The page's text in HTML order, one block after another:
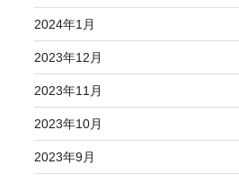
2024年1月
2023年12月
2023年11月
2023年10月
2023年9月